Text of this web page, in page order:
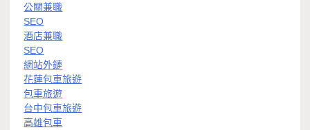
公關兼職
SEO
酒店兼職
SEO
網站外鏈
花蓮包車旅遊
包車旅遊
台中包車旅遊
高雄包車